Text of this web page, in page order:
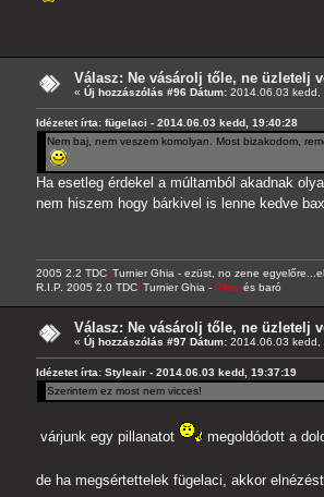
Válasz: Ne vásárolj tőle, ne üzletelj
« Új hozzászólás #96 Dátum: 2014.06.03 kedd,
Idézetet írta: fügelaci - 2014.06.03 kedd, 19:40:28
Nem baj, nem veszem komolyan. Most bizakodom,
Ha esetleg érdekel a múltamból akadnak
nem hiszem hogy bárkivel is lenne kedve
2005 2.2 TDCi Turnier Ghia - ezüst, no zene
R.I.P. 2005 2.0 TDCi Turnier Ghia - Piros és baró
Válasz: Ne vásárolj tőle, ne üzletelj
« Új hozzászólás #97 Dátum: 2014.06.03 kedd,
Idézetet írta: Styleair - 2014.06.03 kedd, 19:37:19
Szerintem ez most nem vicces!
várjunk egy pillanatot megoldódott a
de ha megsértettelek fügelaci, akkor